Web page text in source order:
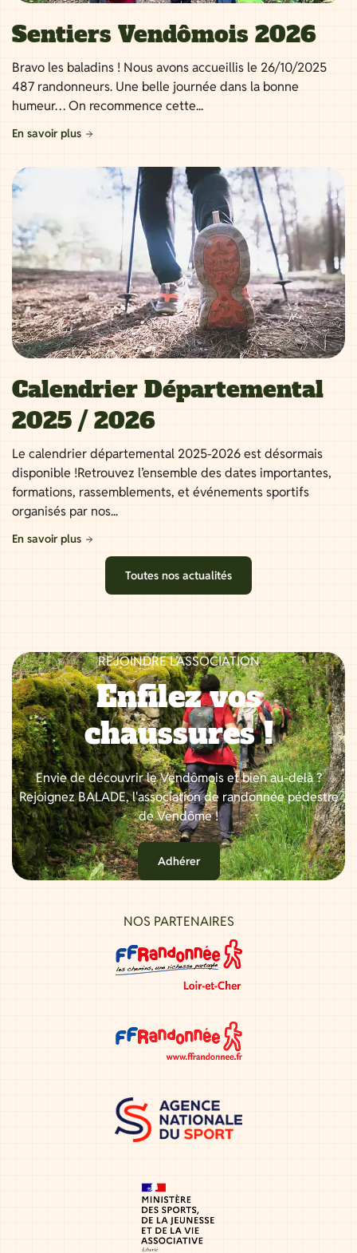
Sentiers Vendômois 2026
Bravo les baladins ! Nous avons accueillis le 26/10/2025
487 randonneurs. Une belle journée dans la bonne
humeur… On recommence cette...
En savoir plus
Calendrier Départemental
2025 / 2026
Le calendrier départemental 2025-2026 est désormais
disponible !Retrouvez l’ensemble des dates importantes,
formations, rassemblements, et événements sportifs
organisés par nos...
En savoir plus
Toutes nos actualités
REJOINDRE L’ASSOCIATION
Enfilez vos
chaussures !
Envie de découvrir le Vendômois et bien au-delà ?
Rejoignez BALADE, l'association de randonnée pédestre
de Vendôme !
Adhérer
NOS PARTENAIRES